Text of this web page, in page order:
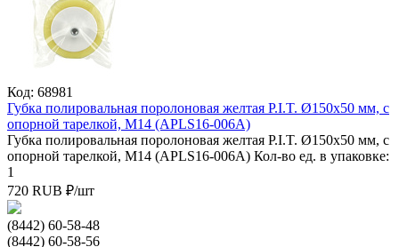
Код: 68981
Губка полировальная поролоновая желтая P.I.T. Ø150x50 мм, с
опорной тарелкой, M14 (APLS16-006A)
Губка полировальная поролоновая желтая P.I.T. Ø150x50 мм, с
опорной тарелкой, M14 (APLS16-006A) Кол-во ед. в упаковке:
1
720 RUB ₽/шт
(8442) 60-58-48
(8442) 60-58-56